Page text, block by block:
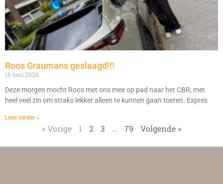
Roos Graumans geslaagd!!!
16 juni 2026
Deze morgen mocht Roos met ons mee op pad naar het CBR, met
heel veel zin om straks lekker alleen te kunnen gaan toeren. Expres
Lees verder »
« Vorige 1 2 3 … 79 Volgende »